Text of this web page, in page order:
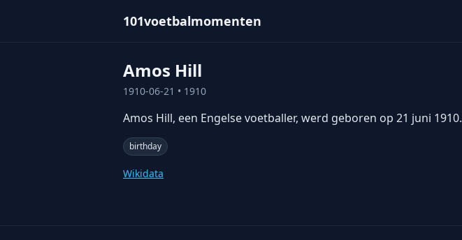
101voetbalmomenten
Amos Hill
1910-06-21 • 1910
Amos Hill, een Engelse voetballer, werd geboren op 21 juni 1910.
birthday
Wikidata